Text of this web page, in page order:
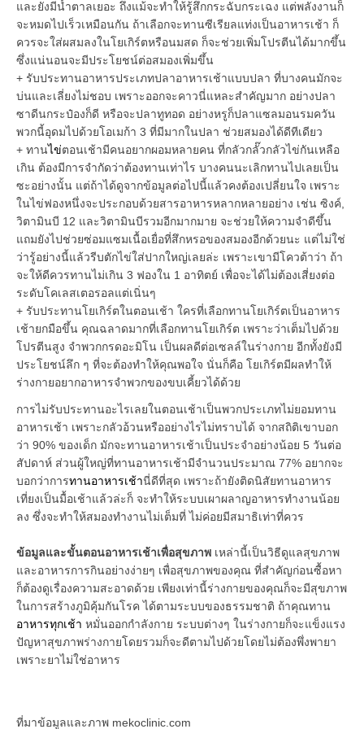
และยังมีน้ำตาลเยอะ ถึงแม้จะทำให้รู้สึกกระฉับกระเฉง แต่พลังงานก็
จะหมดไปเร็วเหมือนกัน ถ้าเลือกจะทานซีเรียลแท่งเป็นอาหารเช้า ก็
ควรจะใส่ผสมลงในโยเกิร์ตหรือนมสด ก็จะช่วยเพิ่มโปรตีนได้มากขึ้น
ซึ่งแน่นอนจะมีประโยชน์ต่อสมองเพิ่มขึ้น
+ รับประทานอาหารประเภทปลาอาหารเช้าแบบปลา ที่บางคนมักจะ
บ่นและเลี่ยงไม่ชอบ เพราะออกจะคาวนี่แหละสำคัญมาก อย่างปลา
ซาดีนกระป๋องก็ดี หรือจะปลาทูทอด อย่างหรูก็ปลาแซลมอนรมควัน
พวกนี้อุดมไปด้วยโอเมก้า 3 ที่มีมากในปลา ช่วยสมองได้ดีทีเดียว
+ ทานไข่ตอนเช้ามีคนอยากผอมหลายคน ที่กลัวกลั๊วกลัวไข่กันเหลือ
เกิน ต้องมีการจำกัดว่าต้องทานเท่าไร บางคนนะเลิกทานไปเลยเป็น
ซะอย่างนั้น แต่ถ้าได้ดูจากข้อมูลต่อไปนี้แล้วคงต้องเปลี่ยนใจ เพราะ
ในไข่ฟองหนึ่งจะประกอบด้วยสารอาหารหลากหลายอย่าง เช่น ซิงค์,
วิตามินบี 12 และวิตามินบีรวมอีกมากมาย จะช่วยให้ความจำดีขึ้น
แถมยังไปช่วยซ่อมแซมเนื้อเยื่อที่สึกหรอของสมองอีกด้วยนะ แต่ไม่ใช่
ว่ารู้อย่างนี้แล้วรีบตักไข่ใส่ปากใหญ่เลยล่ะ เพราะเขามีโควต้าว่า ถ้า
จะให้ดีควรทานไม่เกิน 3 ฟองใน 1 อาทิตย์ เพื่อจะได้ไม่ต้องเสี่ยงต่อ
ระดับโคเลสเตอรอลแต่เนิ่นๆ
+ รับประทานโยเกิร์ตในตอนเช้า ใครที่เลือกทานโยเกิร์ตเป็นอาหาร
เช้ายกมือขึ้น คุณฉลาดมากที่เลือกทานโยเกิร์ต เพราะว่าเต็มไปด้วย
โปรตีนสูง จำพวกกรดอะมิโน เป็นผลดีต่อเซลล์ในร่างกาย อีกทั้งยังมี
ประโยชน์ลึก ๆ ที่จะต้องทำให้คุณพอใจ นั่นก็คือ โยเกิร์ตมีผลทำให้
ร่างกายอยากอาหารจำพวกของขบเคี้ยวได้ด้วย
การไม่รับประทานอะไรเลยในตอนเช้าเป็นพวกประเภทไม่ยอมทาน
อาหารเช้า เพราะกลัวอ้วนหรืออย่างไรไม่ทราบได้ จากสถิติเขาบอก
ว่า 90% ของเด็ก มักจะทานอาหารเช้าเป็นประจำอย่างน้อย 5 วันต่อ
สัปดาห์ ส่วนผู้ใหญ่ที่ทานอาหารเช้ามีจำนวนประมาณ 77% อยากจะ
บอกว่าการทานอาหารเช้านี่ดีที่สุด เพราะถ้ายังติดนิสัยทานอาหาร
เที่ยงเป็นมื้อเช้าแล้วล่ะก็ จะทำให้ระบบเผาผลาญอาหารทำงานน้อย
ลง ซึ่งจะทำให้สมองทำงานไม่เต็มที่ ไม่ค่อยมีสมาธิเท่าที่ควร
ข้อมูลและขั้นตอนอาหารเช้าเพื่อสุขภาพ เหล่านี้เป็นวิธีดูแลสุขภาพ
และอาหารการกินอย่างง่ายๆ เพื่อสุขภาพของคุณ ที่สำคัญก่อนซื้อหา
ก็ต้องดูเรื่องความสะอาดด้วย เพียงเท่านี้ร่างกายของคุณก็จะมีสุขภาพ
ในการสร้างภูมิคุ้มกันโรค ได้ตามระบบของธรรมชาติ ถ้าคุณทาน
อาหารทุกเช้า หมั่นออกกำลังกาย ระบบต่างๆ ในร่างกายก็จะแข็งแรง
ปัญหาสุขภาพร่างกายโดยรวมก็จะดีตามไปด้วยโดยไม่ต้องพึ่งพายา
เพราะยาไม่ใช่อาหาร
ที่มาข้อมูลและภาพ mekoclinic.com